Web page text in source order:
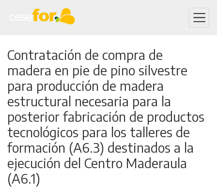
to
main
content
Contratación de compra de
madera en pie de pino silvestre
para producción de madera
estructural necesaria para la
posterior fabricación de productos
tecnológicos para los talleres de
formación (A6.3) destinados a la
ejecución del Centro Maderaula
(A6.1)